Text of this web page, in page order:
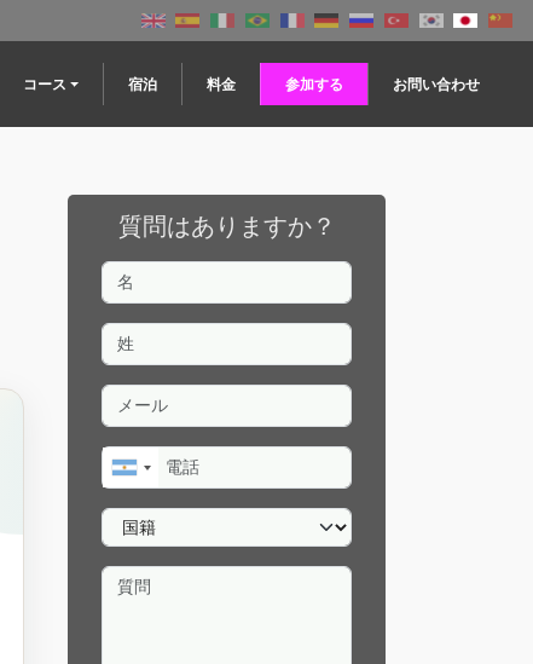
コース 宿泊 料金 参加する お問い合わせ
質問はありますか？
名
姓
メール
電話
国籍
質問